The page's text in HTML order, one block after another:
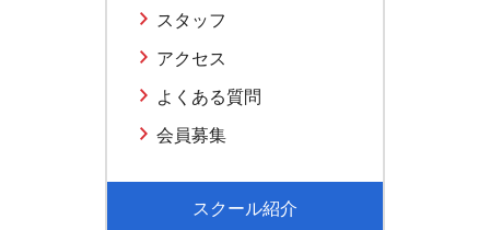
スタッフ
アクセス
よくある質問
会員募集
スクール紹介